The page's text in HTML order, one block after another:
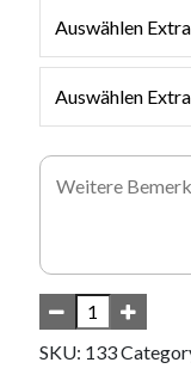
Auswählen
Auswählen
SKU: 133